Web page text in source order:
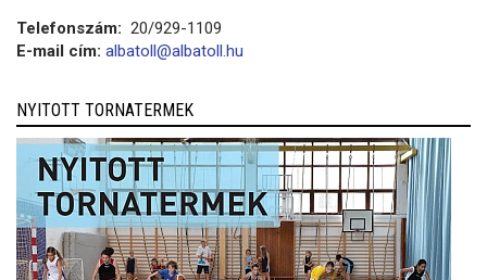
Telefonszám: 20/929-1109
E-mail cím: albatoll@albatoll.hu
NYITOTT TORNATERMEK